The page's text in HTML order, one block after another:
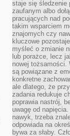
staje się śledzenie
zaufanym albo
pracujących nad
takim wsparciem
znajomych czy
kluczowe
myśleć o zmianie
lub porażce, lecz
nowej tożsamości.
są powiązane z
konkretne
ale dlatego, że
zadania redukuje
poprawia nastrój,
uwagę od
nawyk, trzeba
odpowiada na
bywa za słaby.